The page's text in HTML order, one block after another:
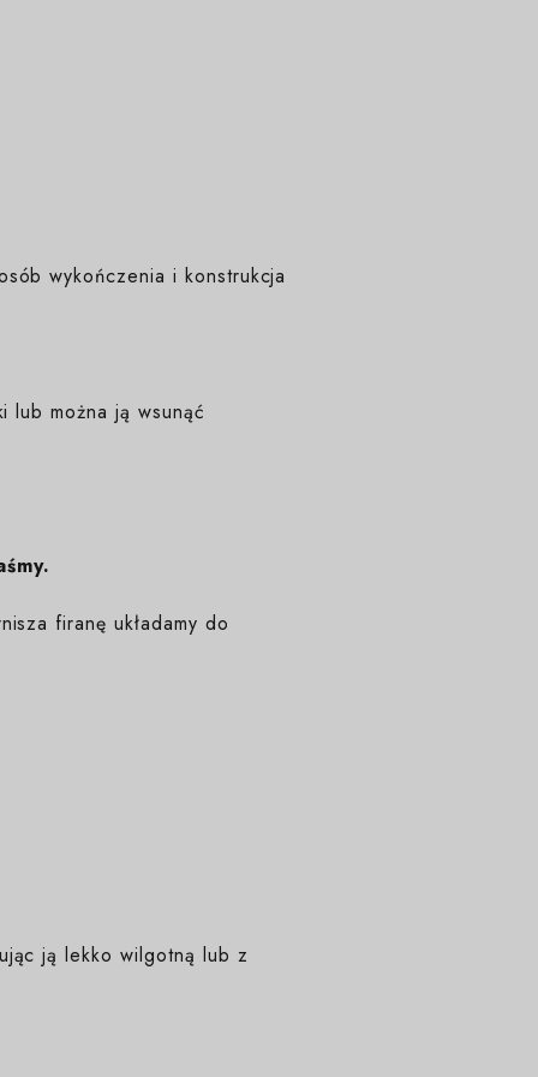
wykończenia i konstrukcja
lub można ją wsunąć
firanę układamy do
ją lekko wilgotną lub z